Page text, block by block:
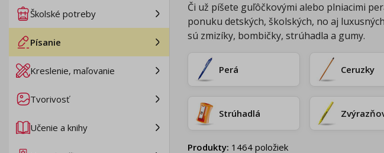
Školské potreby
Písanie
Kreslenie, maľovanie
Tvorivosť
Učenie a knihy
Či už píšete guľôčkovými alebo plniacimi
ponuku detských, školských, no aj
sú zmizíky, bombičky, strúhadla a gumy.
Perá Ceruzky
Strúhadlá
Produkty: 1464 položiek